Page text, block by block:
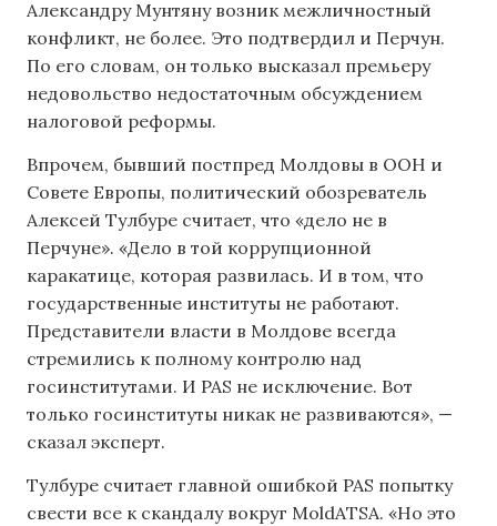
Александру Мунтяну возник межличностный
конфликт, не более. Это подтвердил и Перчун.
По его словам, он только высказал премьеру
недовольство недостаточным обсуждением
налоговой реформы.
Впрочем, бывший постпред Молдовы в ООН и
Совете Европы, политический обозреватель
Алексей Тулбуре считает, что «дело не в
Перчуне». «Дело в той коррупционной
каракатице, которая развилась. И в том, что
государственные институты не работают.
Представители власти в Молдове всегда
стремились к полному контролю над
госинститутами. И PAS не исключение. Вот
только госинституты никак не развиваются», —
сказал эксперт.
Тулбуре считает главной ошибкой PAS попытку
свести все к скандалу вокруг MoldATSA. «Но это